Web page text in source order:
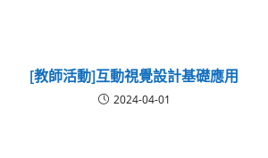
[教師活動]互動視覺設計基礎應用
2024-04-01